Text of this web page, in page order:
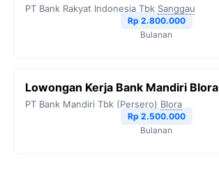
PT Bank Rakyat Indonesia Tbk Sanggau
Rp 2.800.000
Bulanan
Lowongan Kerja Bank Mandiri Blora
PT Bank Mandiri Tbk (Persero) Blora
Rp 2.500.000
Bulanan